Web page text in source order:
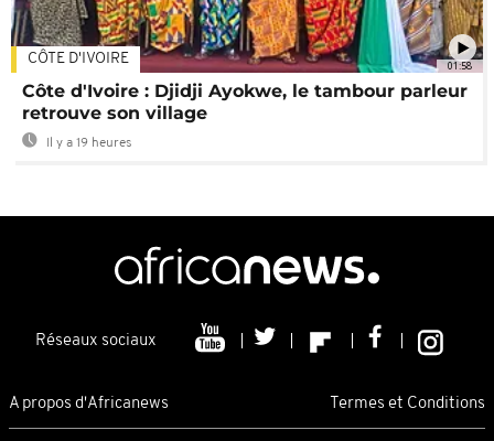
01:58
CÔTE D'IVOIRE
Côte d'Ivoire : Djidji Ayokwe, le tambour parleur
retrouve son village
Il y a 19 heures
Réseaux sociaux
A propos d'Africanews Termes et Conditions